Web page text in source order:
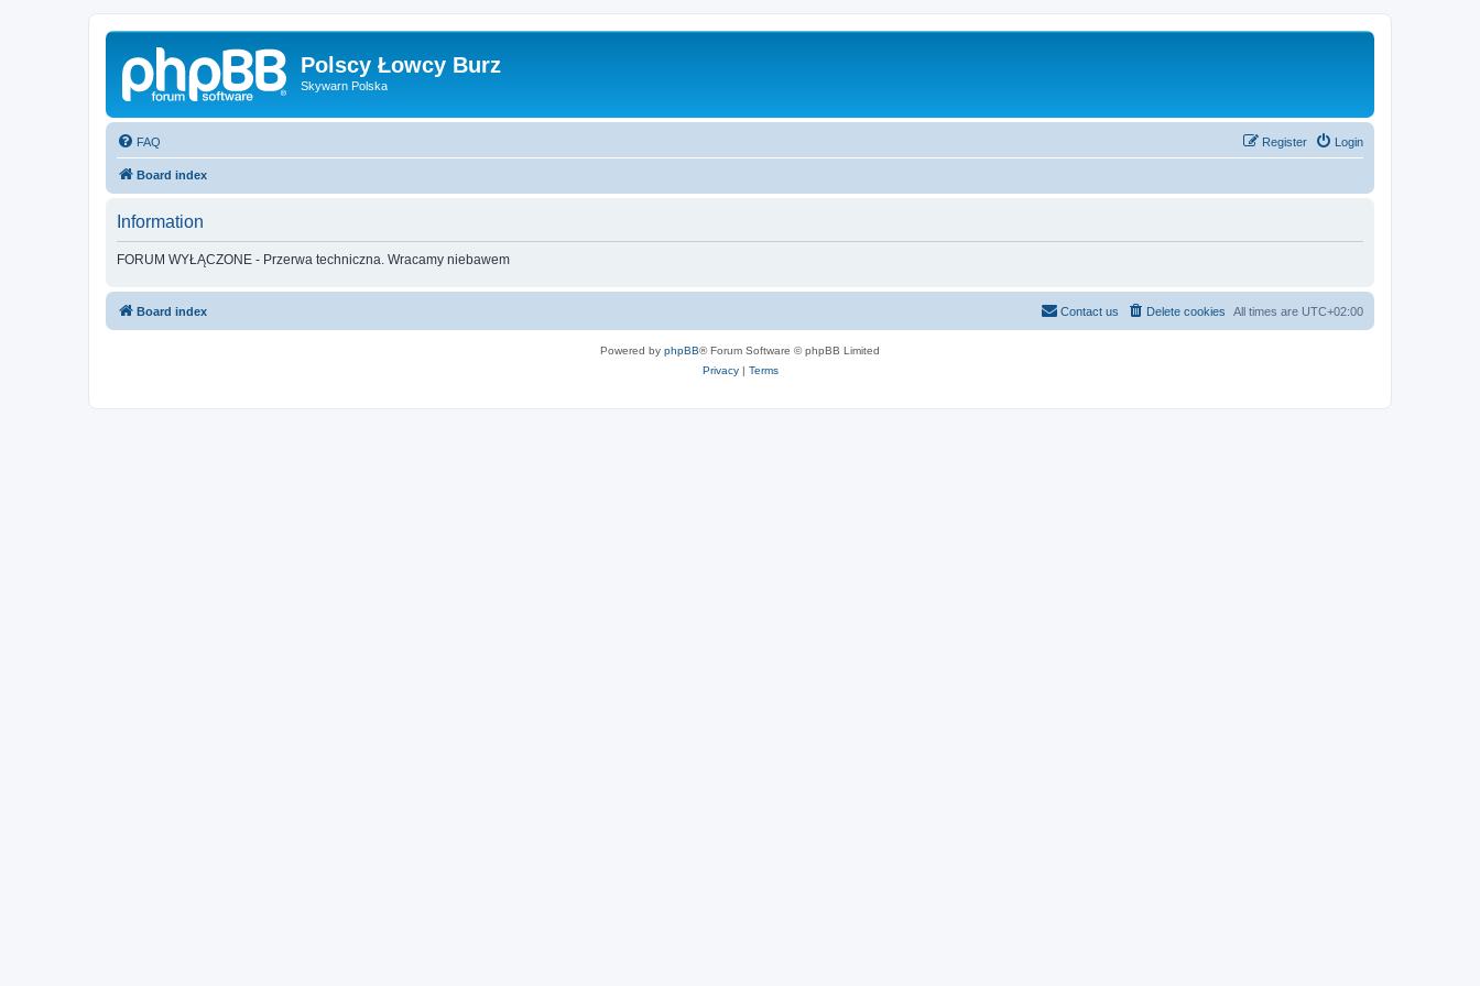
Polscy Łowcy Burz
Skywarn Polska
FAQ Login
Register
Board index
Information
FORUM WYŁĄCZONE - Przerwa techniczna. Wracamy niebawem
Board index All times are UTC+02:00
Delete cookies
Contact us
Powered by phpBB® Forum Software © phpBB Limited
Privacy| Terms